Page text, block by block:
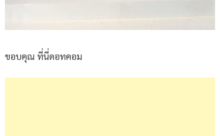
ขอบคุณ ที่นี่ดอทคอม